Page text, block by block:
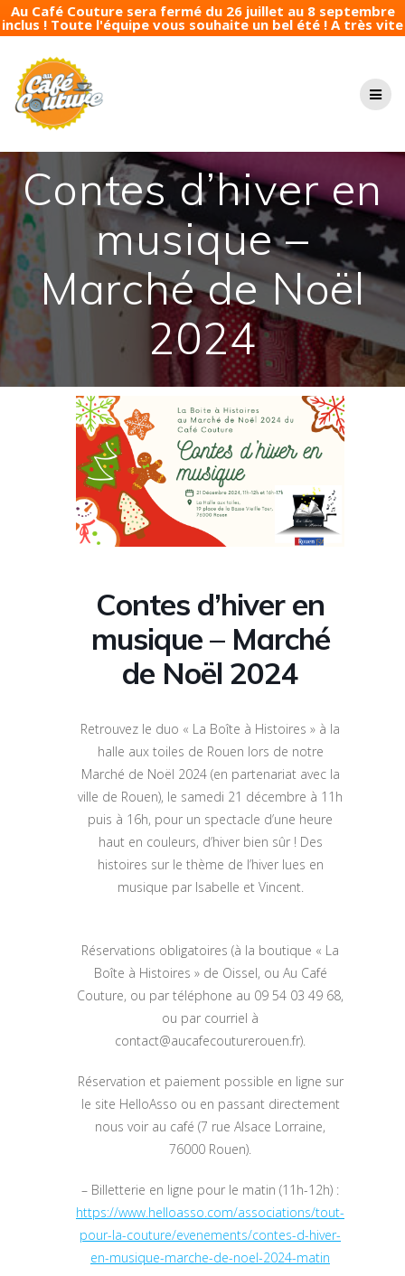
Au Café Couture sera fermé du 26 juillet au 8 septembre
inclus ! Toute l'équipe vous souhaite un bel été ! A très vite
Contes d’hiver en
musique –
Marché de Noël
2024
Contes d’hiver en
musique – Marché
de Noël 2024
Retrouvez le duo « La Boîte à Histoires » à la
halle aux toiles de Rouen lors de notre
Marché de Noël 2024 (en partenariat avec la
ville de Rouen), le samedi 21 décembre à 11h
puis à 16h, pour un spectacle d’une heure
haut en couleurs, d’hiver bien sûr ! Des
histoires sur le thème de l’hiver lues en
musique par Isabelle et Vincent.
Réservations obligatoires (à la boutique « La
Boîte à Histoires » de Oissel, ou Au Café
Couture, ou par téléphone au 09 54 03 49 68,
ou par courriel à
contact@aucafecouturerouen.fr).
Réservation et paiement possible en ligne sur
le site HelloAsso ou en passant directement
nous voir au café (7 rue Alsace Lorraine,
76000 Rouen).
– Billetterie en ligne pour le matin (11h-12h) :
https://www.helloasso.com/associations/tout-
pour-la-couture/evenements/contes-d-hiver-
en-musique-marche-de-noel-2024-matin